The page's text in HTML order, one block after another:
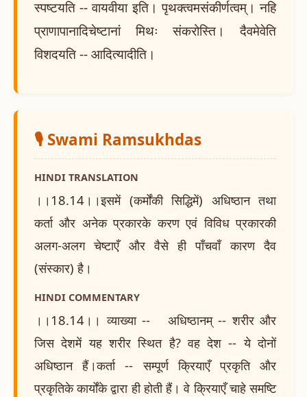
स्पष्टयति -- वायवीया इति। पृथक्त्वमसंकीर्णत्वम्। नहि
प्राणापानादिचेष्टानां मिथः संकरोस्ति। दैवमेवेति
विशदयति -- आदित्यादीति।
🎙️ Swami Ramsukhdas
HINDI TRANSLATION
।।18.14।।इसमें (कर्मोंकी सिद्धिमें) अधिष्ठान तथा
कर्ता और अनेक प्रकारके करण एवं विविध प्रकारकी
अलग-अलग चेष्टाएँ और वैसे ही पाँचवाँ कारण दैव
(संस्कार) है।
HINDI COMMENTARY
।।18.14।। व्याख्या -- अधिष्ठानम् -- शरीर और
जिस देशमें यह शरीर स्थित है? वह देश -- ये दोनों
अधिष्ठान हैं।कर्ता -- सम्पूर्ण क्रियाएँ प्रकृति और
प्रकृतिके कार्योंके द्वारा ही होती हैं। वे क्रियाएँ चाहे समष्टि